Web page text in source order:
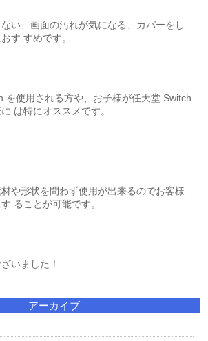
い、画面の汚れが気になる、カバーをし
す すめです。
を使用される方や、お子様が任天堂 Switch
は特にオススメです。
や形状を問わず使用が出来るのでお客様
ることが可能です。
いました！
アーカイブ